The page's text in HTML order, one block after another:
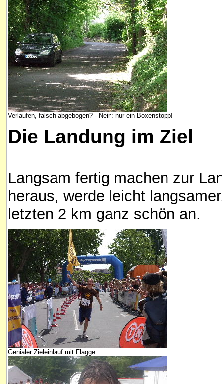
Verlaufen, falsch abgebogen? - Nein: nur ein Boxenstopp!
Die Landung im Ziel
Langsam fertig machen zur
heraus, werde leicht
letzten 2 km ganz schön an.
Genialer Zieleinlauf mit Flagge